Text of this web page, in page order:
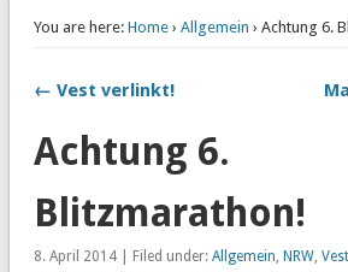
You are here: Home› Allgemein › Achtung 6.
← Vest verlinkt!
Achtung 6.
Blitzmarathon!
8. April 2014 | Filed under: Allgemein, NRW, Vest